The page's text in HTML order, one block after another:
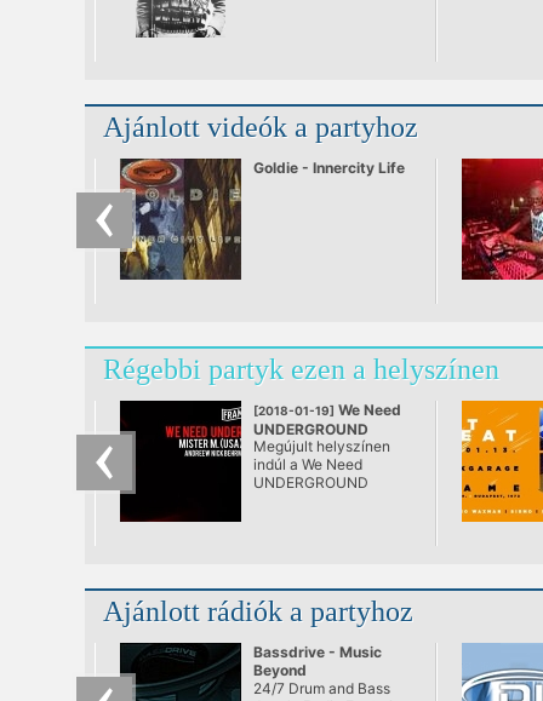
Ajánlott videók a partyhoz
Goldie - Innercity Life
Régebbi partyk ezen a helyszínen
[2018-01-19] We Need
UNDERGROUND
@ FRAME
Megújult helyszínen
indúl a We Need
UNDERGROUND
Ajánlott rádiók a partyhoz
Bassdrive - Music
Beyond
24/7 Drum and Bass